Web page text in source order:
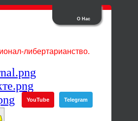
О Нас
либертарианство.
YouTube Telegram